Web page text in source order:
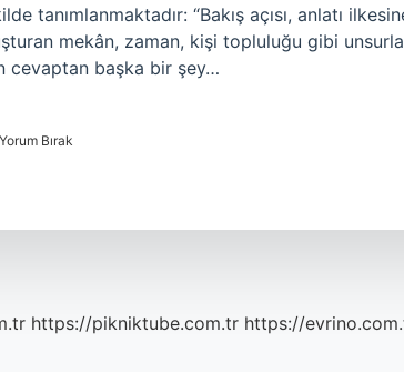
tanımlanmaktadır: “Bakış açısı, anlatı
mekân, zaman, kişi topluluğu gibi
cevaptan başka bir şey…
Yorum Bırak
https://pikniktube.com.tr https://